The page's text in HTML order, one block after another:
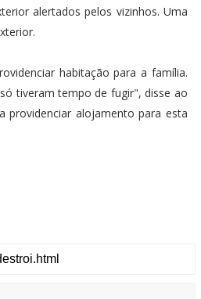
alertados pelos vizinhos. Uma
habitação para a família.
tiveram tempo de fugir", disse ao
providenciar alojamento para esta